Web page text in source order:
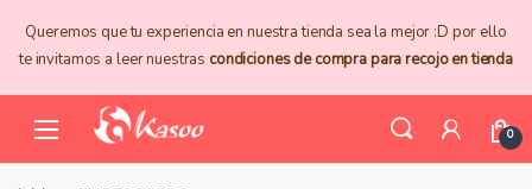
navigation
content
Queremos que tu experiencia en nuestra tienda sea la mejor :D por ello
te invitamos a leer nuestras condiciones de compra para recojo en tienda
0